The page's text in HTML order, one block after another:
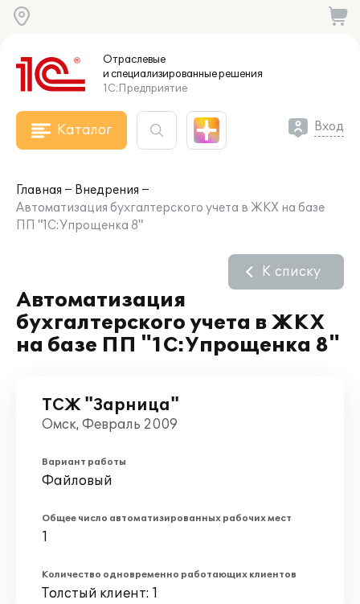
Отраслевые
и специализированныерешения
1С:Предприятие
Каталог Вход
Главная
Внедрения
Автоматизация бухгалтерского учета в ЖКХ на базе
ПП "1С:Упрощенка 8"
Автоматизация
бухгалтерского учета в ЖКХ
на базе ПП "1С:Упрощенка 8"
К списку
ТСЖ "Зарница"
Омск, Февраль 2009
Вариант работы
Файловый
Общее число автоматизированных рабочих мест
1
Количество одновременно работающих клиентов
Толстый клиент: 1